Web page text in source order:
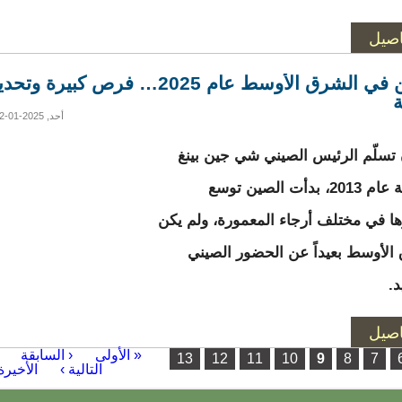
الصين في الشرق الأوسط عام 2025… فرص كبيرة
أحد, 2025-01-12 20:59
تسلّم الرئيس الصيني شي جين بينغ
الرئاسة عام 2013، بدأت الصين توسع
في مختلف أرجاء المعمورة، ولم يكن
الأوسط بعيداً عن الحضور الصيني
« الأولى ‹ السابقة 7
8
9
10
11
12
13
التالية ›